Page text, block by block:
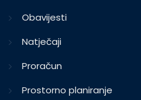
Obavijesti
Natječaji
Proračun
Prostorno planiranje